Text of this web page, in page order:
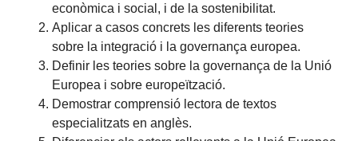
econòmica i social, i de la sostenibilitat.
Aplicar a casos concrets les diferents teories
sobre la integració i la governança europea.
Definir les teories sobre la governança de la Unió
Europea i sobre europeïtzació.
Demostrar comprensió lectora de textos
especialitzats en anglès.